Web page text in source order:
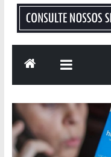
Grita
São
Paulo
Informação
com
Responsabilidade